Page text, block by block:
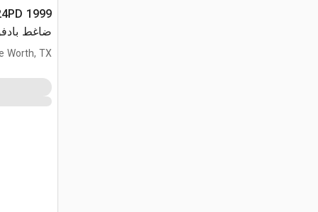
ضاغط
Worth, TX